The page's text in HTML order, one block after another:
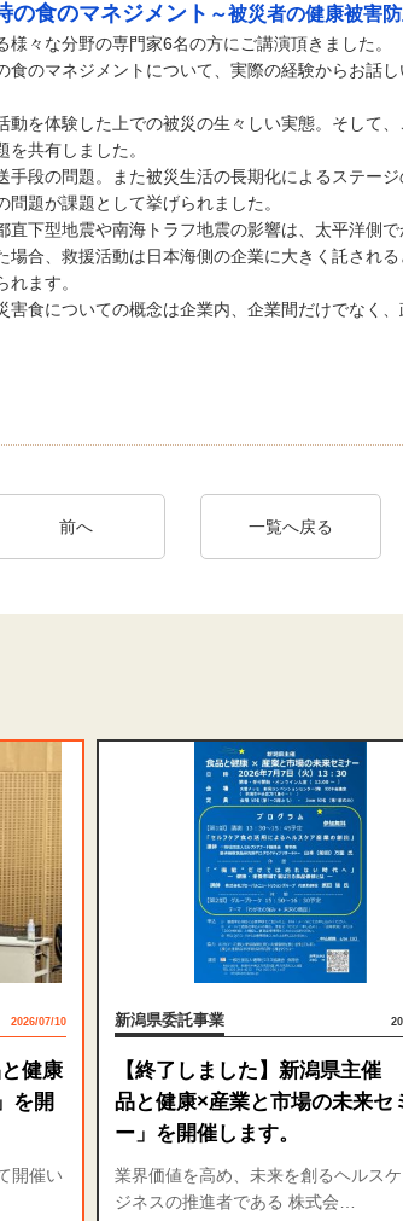
の食のマネジメント ～被災者の健康被害
々な分野の専門家6名の方にご講演頂きました。
食のマネジメントについて、実際の経験からお話
動を体験した上での被災の生々しい実態。そして
共有しました。
段の問題。また被災生活の長期化によるステー
題が課題として挙げられました。
直下型地震や南海トラフ地震の影響は、太平洋側
場合、救援活動は日本海側の企業に大きく託され
ます。
害食についての概念は企業内、企業間だけでなく
前へ 一覧へ戻る
2026/07/10
健康
を開
開催い
新潟県委託事業
【終了しました】新潟県主催
品と健康×産業と市場の未来セ
ー」を開催します。
業界価値を高め、未来を創るヘルス
ジネスの推進者である 株式会…